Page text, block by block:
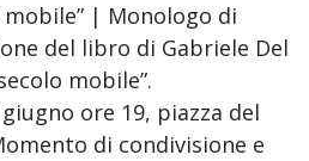
mobile” | Monologo di
del libro di Gabriele Del
mobile”.
ore 19, piazza del
di condivisione e